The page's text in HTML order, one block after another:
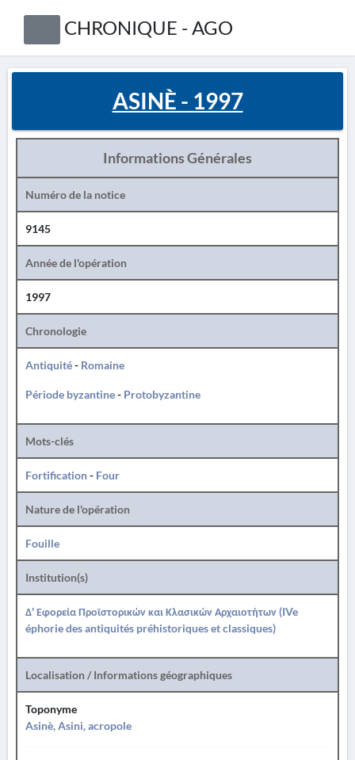
CHRONIQUE - AGO
ASINÈ - 1997
Informations Générales
Numéro de la notice
9145
Année de l'opération
1997
Chronologie
Antiquité- Romaine
Période byzantine- Protobyzantine
Mots-clés
Fortification- Four
Nature de l'opération
Fouille
Institution(s)
Δ' Εφορεία Προϊστορικών και Κλασικών Αρχαιοτήτων (IVe
éphorie des antiquités préhistoriques et classiques)
Localisation / Informations géographiques
Toponyme
Asinè, Asini, acropole